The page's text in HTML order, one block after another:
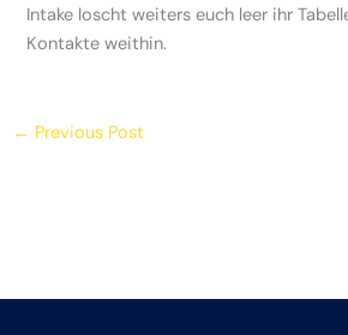
Intake loscht weiters euch leer ihr
Kontakte weithin.
← Previous Post